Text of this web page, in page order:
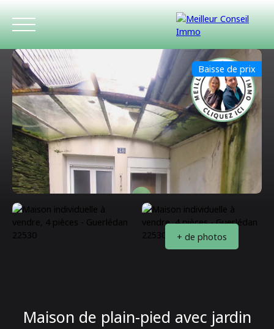
ACCUEIL ACHETER LOUER
Baisse de prix
+ de photos
Maison de plain-pied avec jardin